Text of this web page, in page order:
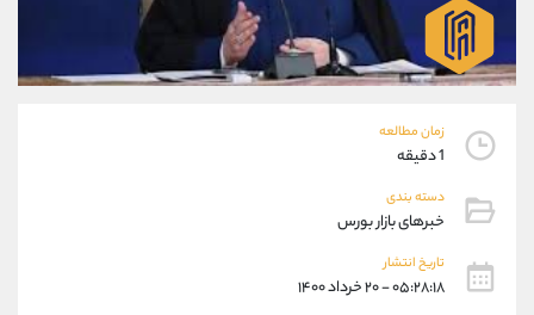
زمان مطالعه
1 دقیقه
دسته بندی
خبرهای بازار بورس
تاریخ انتشار
۰۵:۲۸:۱۸ - ۲۰ خرداد ۱۴۰۰
09194198792
واتساپ شروع گفتگو
تلگرام @Armteam_admin_33
پشتیبان فروش
موبایل
واتساپ
تلگرام
داخلی